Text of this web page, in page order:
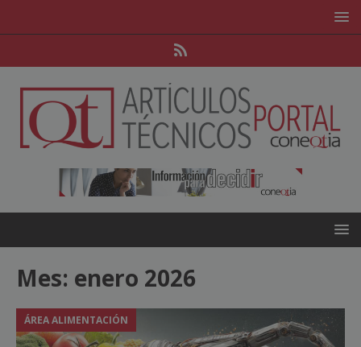
Mes: enero 2026
ÁREA ALIMENTACIÓN